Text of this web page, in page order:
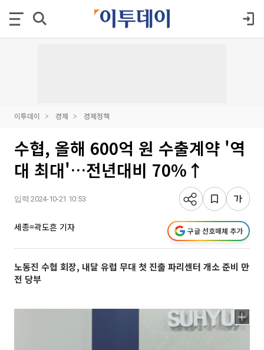
이투데이 경제 경제정책
수협, 올해 600억 원 수출계약 '역
대 최대'…전년대비 70%↑
입력 2024-10-21 10:53
세종=곽도흔 기자 구글 선호매체 추가
노동진 수협 회장, 내달 유럽 무대 첫 진출 파리센터 개소 준비 만
전 당부